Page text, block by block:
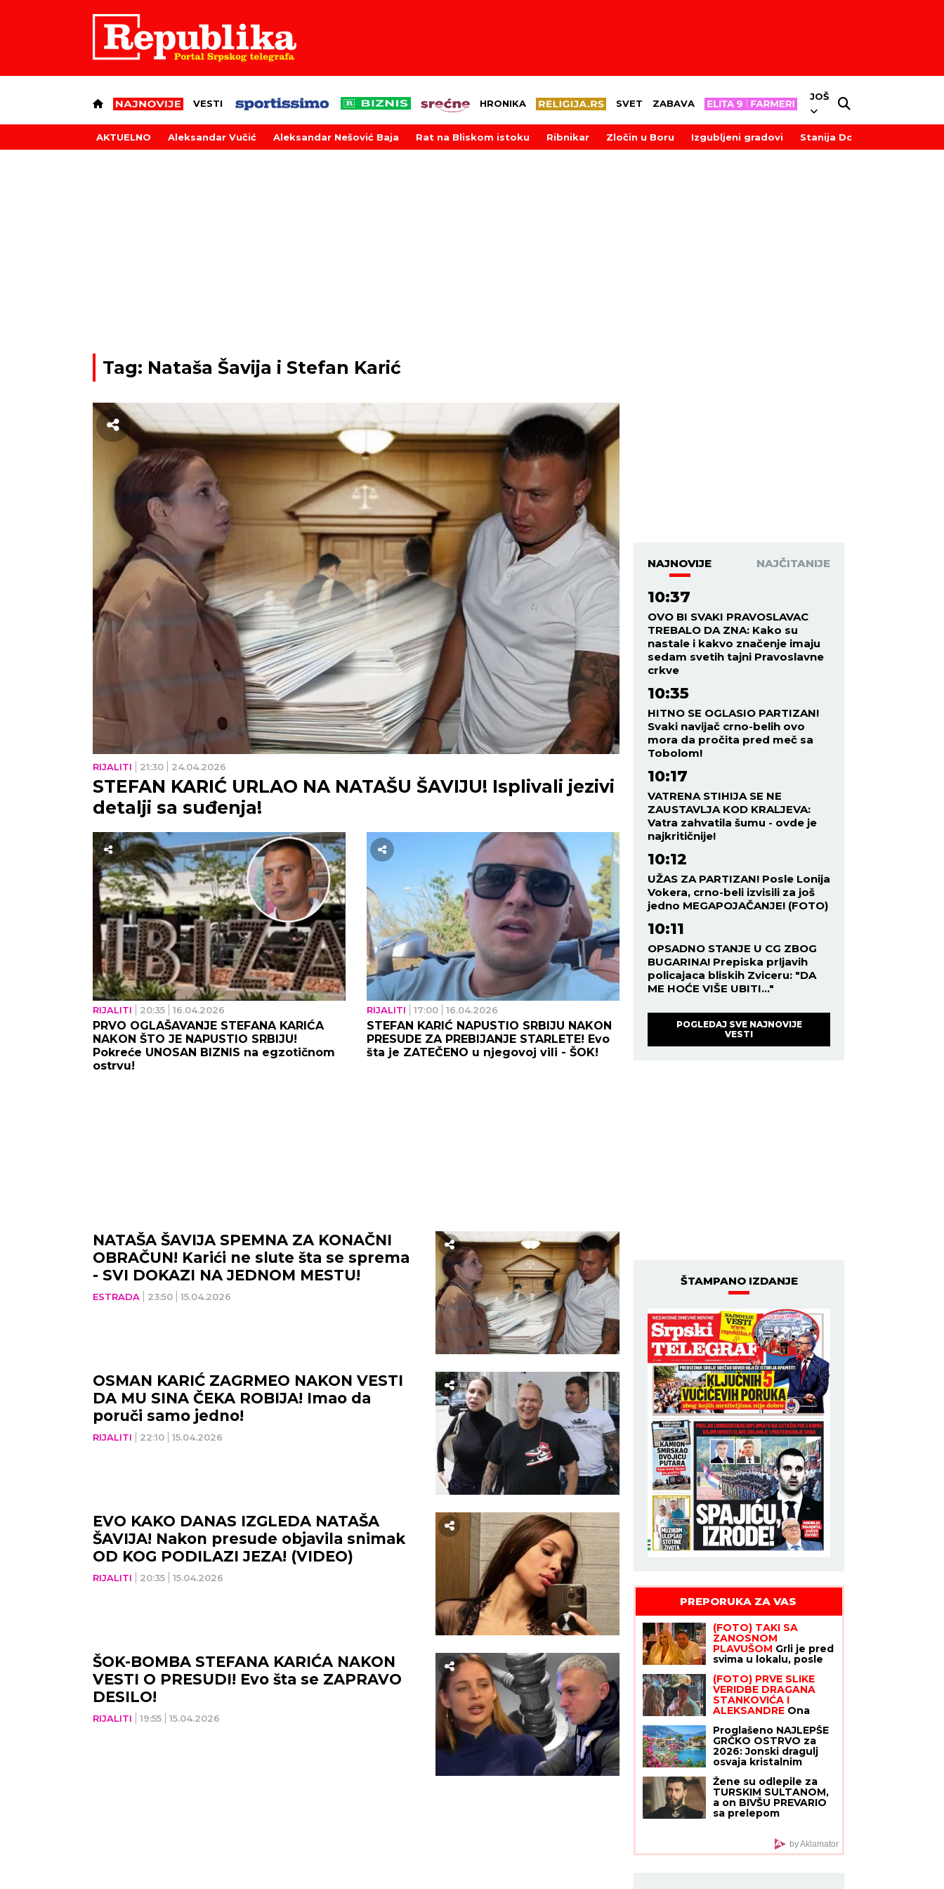
VESTI HRONIKA SVET ZABAVA
JOŠ
AKTUELNO Aleksandar Vučić Aleksandar Nešović Baja Rat na Bliskom istoku Ribnikar Zločin u Boru Izgubljeni gradovi Stanija Dobrojević
Tag: Nataša Šavija i Stefan Karić
RIJALITI 21:30 24.04.2026
STEFAN KARIĆ URLAO NA NATAŠU ŠAVIJU! Isplivali jezivi
detalji sa suđenja!
RIJALITI 20:35 16.04.2026
PRVO OGLAŠAVANJE STEFANA KARIĆA
NAKON ŠTO JE NAPUSTIO SRBIJU!
Pokreće UNOSAN BIZNIS na egzotičnom
ostrvu!
RIJALITI 17:00 16.04.2026
STEFAN KARIĆ NAPUSTIO SRBIJU NAKON
PRESUDE ZA PREBIJANJE STARLETE! Evo
šta je ZATEČENO u njegovoj vili - ŠOK!
ESTRADA 23:50 15.04.2026
NATAŠA ŠAVIJA SPEMNA ZA KONAČNI
OBRAČUN! Karići ne slute šta se sprema
- SVI DOKAZI NA JEDNOM MESTU!
RIJALITI 22:10 15.04.2026
OSMAN KARIĆ ZAGRMEO NAKON VESTI
DA MU SINA ČEKA ROBIJA! Imao da
poruči samo jedno!
RIJALITI 20:35 15.04.2026
EVO KAKO DANAS IZGLEDA NATAŠA
ŠAVIJA! Nakon presude objavila snimak
OD KOG PODILAZI JEZA! (VIDEO)
RIJALITI 19:55 15.04.2026
ŠOK-BOMBA STEFANA KARIĆA NAKON
VESTI O PRESUDI! Evo šta se ZAPRAVO
DESILO!
NAJNOVIJE NAJČITANIJE
10:37
OVO BI SVAKI PRAVOSLAVAC
TREBALO DA ZNA: Kako su
nastale i kakvo značenje imaju
sedam svetih tajni Pravoslavne
crkve
10:35
HITNO SE OGLASIO PARTIZAN!
Svaki navijač crno-belih ovo
mora da pročita pred meč sa
Tobolom!
10:17
VATRENA STIHIJA SE NE
ZAUSTAVLJA KOD KRALJEVA:
Vatra zahvatila šumu - ovde je
najkritičnije!
10:12
UŽAS ZA PARTIZAN! Posle Lonija
Vokera, crno-beli izvisili za još
jedno MEGAPOJAČANJE! (FOTO)
10:11
OPSADNO STANJE U CG ZBOG
BUGARINA! Prepiska prljavih
policajaca bliskih Zviceru: "DA
ME HOĆE VIŠE UBITI..."
POGLEDAJ SVE NAJNOVIJE
VESTI
ŠTAMPANO IZDANJE
PREPORUKA ZA VAS
(FOTO) TAKI SA
ZANOSNOM
PLAVUŠOM Grli je pred
svima u lokalu, posle
Asminom pokazao sa
kim uživa
(FOTO) PRVE SLIKE
VERIDBE DRAGANA
STANKOVIĆA I
ALEKSANDRE Ona
srebrnoj haljini, stavio
joj skupoceni prsten na
ruku
Proglašeno NAJLEPŠE
GRČKO OSTRVO za
2026: Jonski dragulj
osvaja kristalnim
prirodom i plažama kao
sa razglednice
Žene su odlepile za
TURSKIM SULTANOM, a
on BIVŠU PREVARIO sa
prelepom koleginicom
Turska gleda u
intimnim scenama:
by Aklamator